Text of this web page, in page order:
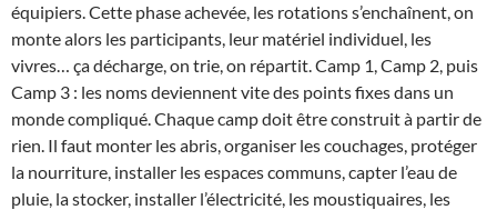
équipiers. Cette phase achevée, les rotations s’enchaînent, on
monte alors les participants, leur matériel individuel, les
vivres… ça décharge, on trie, on répartit. Camp 1, Camp 2, puis
Camp 3 : les noms deviennent vite des points fixes dans un
monde compliqué. Chaque camp doit être construit à partir de
rien. Il faut monter les abris, organiser les couchages, protéger
la nourriture, installer les espaces communs, capter l’eau de
pluie, la stocker, installer l’électricité, les moustiquaires, les